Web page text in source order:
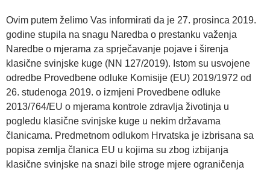
Ovim putem želimo Vas informirati da je 27. prosinca 2019.
godine stupila na snagu Naredba o prestanku važenja
Naredbe o mjerama za sprječavanje pojave i širenja
klasične svinjske kuge (NN 127/2019). Istom su usvojene
odredbe Provedbene odluke Komisije (EU) 2019/1972 оd
26. studenoga 2019. o izmjeni Provedbene odluke
2013/764/EU o mjerama kontrole zdravlja životinja u
pogledu klasične svinjske kuge u nekim državama
članicama. Predmetnom odlukom Hrvatska je izbrisana sa
popisa zemlja članica EU u kojima su zbog izbijanja
klasične svinjske na snazi bile stroge mjere ograničenja